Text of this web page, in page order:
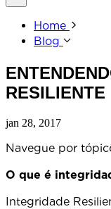
Home
Blog
RESILIENTE
jan 28, 2017
Navegue por
O que é
Integridade